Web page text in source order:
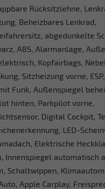
Rücksitzlehne,
Beheizbares Lenkrad,
abgedunkelte
ABS, Alarmanlage,
Kopfairbags,
Sitzheizung vorne, ESP,
Funk, Außenspiegel
hinten, Parkpilot vorne,
Digital Cockpit,
LED-
Elektrische
Innenspiegel automatisch
Schaltwippen,
Apple Carplay,